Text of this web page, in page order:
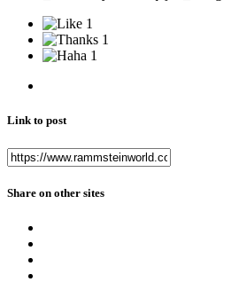
1
1
1
Link to post
Share on other sites